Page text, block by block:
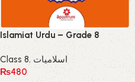
Islamiat Urdu – Grade 8
Class 8,اسلامیات
₨480